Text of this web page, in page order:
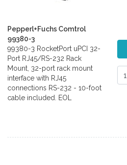
Pepperl+Fuchs Comtrol
99380-3
99380-3 RocketPort uPCI 32-
Port RJ45/RS-232 Rack
Mount, 32-port rack mount
interface with RJ45
connections RS-232 - 10-foot
cable included. EOL